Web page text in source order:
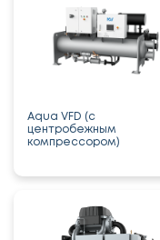
Aqua VFD (с
центробежным
компрессором)